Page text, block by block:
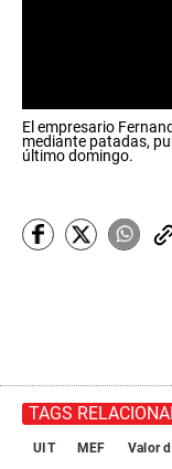
s
e
d
s
t
e
El empresario
mediante patadas,
último domingo.
TAGS
UIT MEF Valor